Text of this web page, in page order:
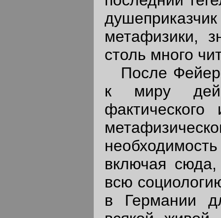
метафизики,
столь много
После
к миру
включая
всю
в Германии